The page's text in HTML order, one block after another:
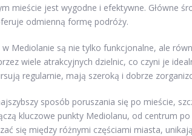
mieście jest wygodne i efektywne. Główne
odmienną formę podróży.
w Mediolanie są nie tylko funkcjonalne, ale
wiele atrakcyjnych dzielnic, co czyni je
regularnie, mają szeroką i dobrze
sposób poruszania się po mieście,
kluczowe punkty Mediolanu, od centrum
się między różnymi częściami miasta,